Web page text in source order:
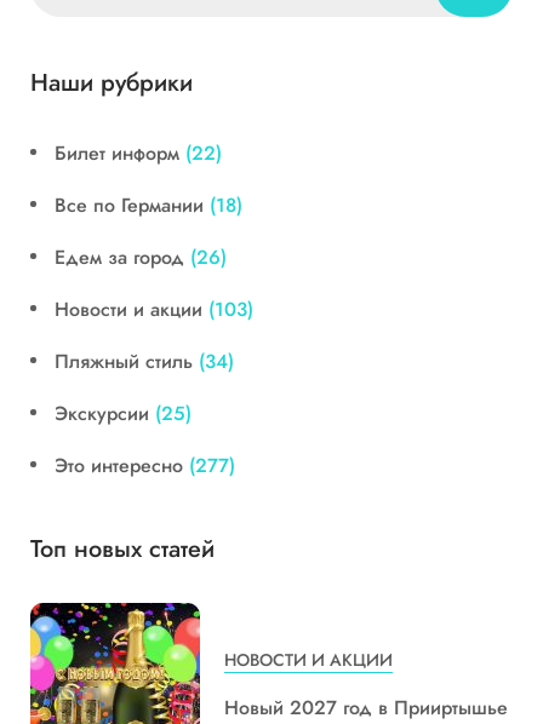
Наши рубрики
Билет информ (22)
Все по Германии (18)
Едем за город (26)
Новости и акции (103)
Пляжный стиль (34)
Экскурсии (25)
Это интересно (277)
Топ новых статей
НОВОСТИ И АКЦИИ
Новый 2027 год в Прииртышье